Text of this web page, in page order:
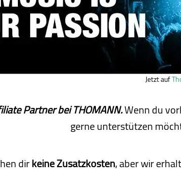
Jetzt auf
Partner bei THOMANN.Wenn du
gerne unterstützen
dirkeine Zusatzkosten, aber wir